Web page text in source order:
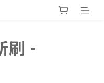
刷 -